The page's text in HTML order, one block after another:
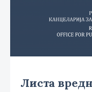
Листа